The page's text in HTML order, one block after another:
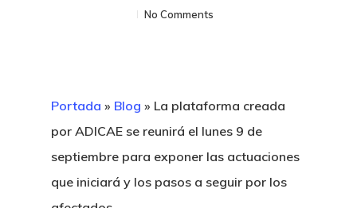
No Comments
Portada » Blog » La plataforma creada
por ADICAE se reunirá el lunes 9 de
septiembre para exponer las actuaciones
que iniciará y los pasos a seguir por los